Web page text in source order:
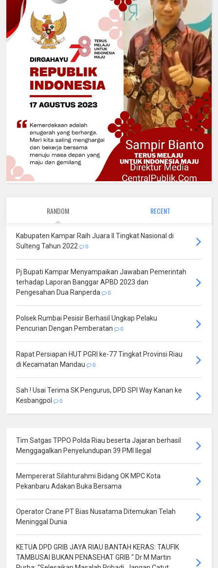
RANDOM RECENT
Kabupaten Kampar Raih Juara II Tingkat Nasional di
Sulteng Tahun 2022
0
Pj Bupati Kampar Menyampaikan Jawaban Pemerintah
terhadap Laporan Banggar APBD 2023 dan
Pengesahan Dua Ranperda
0
Polsek Rumbai Pesisir Berhasil Ungkap Pelaku
Pencurian Dengan Pemberatan
0
Rapat Persiapan HUT PGRI ke-77 Tingkat Provinsi Riau
di Kecamatan Mandau
0
Sah ! Usai Terima SK Pengurus, DPD SPI Way Kanan ke
Kesbangpol
0
Tim Satgas TPPO Polda Riau beserta Jajaran berhasil
Menggagalkan Penyelundupan 39 PMI Ilegal
Mempererat Silahturahmi Bidang OK MPC Kota
Pekanbaru Adakan Buka Bersama
Operator Crane PT Bias Nusatama Ditemukan Telah
Meninggal Dunia
KETUA DPD GRIB JAYA RIAU BANTAH KERAS: TAUFIK
TAMBUSAI BUKAN PENASEHAT GRIB " Dr M Martin